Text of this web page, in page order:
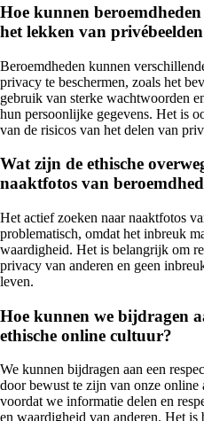
Hoe kunnen
het lekken van
Beroemdheden kunnen
privacy te beschermen, zoals het
gebruik van sterke wachtwoorden
hun persoonlijke gegevens. Het is
van de risicos van het delen van
Wat zijn de ethische
naaktfotos van
Het actief zoeken naar naaktfotos
problematisch, omdat het inbreuk
waardigheid. Het is belangrijk om
privacy van anderen en geen
leven.
Hoe kunnen we bijdragen
ethische online cultuur?
We kunnen bijdragen aan een
door bewust te zijn van onze
voordat we informatie delen en
en waardigheid van anderen. Het